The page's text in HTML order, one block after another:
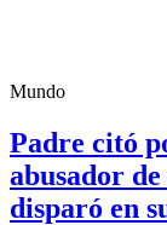
Mundo
Padre citó
abusador
disparó en